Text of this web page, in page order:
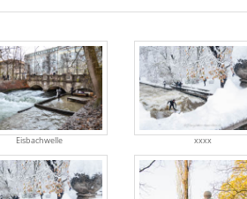
Eisbachwelle xxxx